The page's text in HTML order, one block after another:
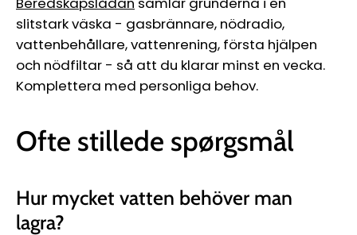
slitstark väska - gasbrännare, nödradio,
vattenbehållare, vattenrening, första hjälpen
och nödfiltar - så att du klarar minst en vecka.
Komplettera med personliga behov.
Ofte stillede spørgsmål
Hur mycket vatten behöver man
lagra?